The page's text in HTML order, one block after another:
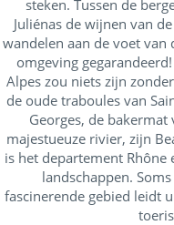
steken. Tussen de
Juliénas de wijnen van
wandelen aan de voet
omgeving
Alpes zou niets zijn
de oude traboules van
Georges, de
majestueuze rivier, zijn
is het departement
landschappen.
fascinerende gebied leidt